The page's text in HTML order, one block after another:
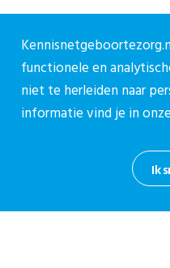
Over CPZ
Over ons
Contact
Ik
functionele en
niet te herleiden naar
informatie vind je in onze